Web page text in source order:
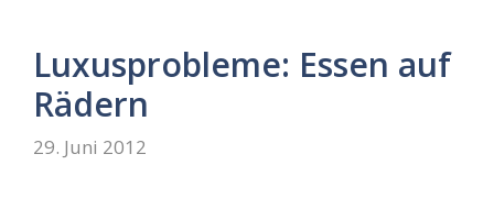
Luxusprobleme: Essen auf
Rädern
29. Juni 2012